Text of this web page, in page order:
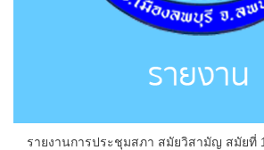
รายงานการประชุมสภา สมัยวิสามัญ สมัยที่